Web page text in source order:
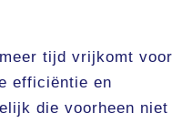
tijd vrijkomt voor
efficiëntie en
die voorheen niet